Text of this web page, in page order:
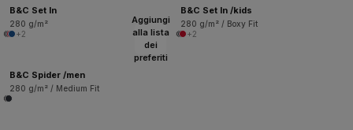
B&C Set In
280 g/m²
+2
B&C Set In /kids
280 g/m² / Boxy Fit
+2
Aggiungi
alla lista
dei
preferiti
B&C Spider /men
280 g/m² / Medium Fit